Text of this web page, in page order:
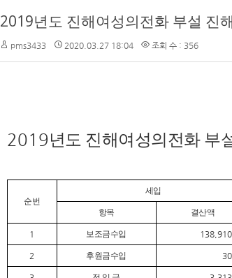
2019년도 진해여성의전화 부설 진
pms3433 2020.03.27 18:04 조회 수 : 356
2019년도 진해여성의전화 부
순번
세입
항목 결산액
1 보조금수입
2 후원금수입